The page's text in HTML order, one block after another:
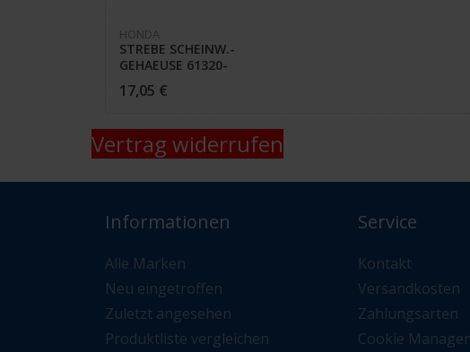
HONDA
STREBE SCHEINW.-
GEHAEUSE 61320-
MK5-770 XL 600 LMF
17,05 €
Vertrag widerrufen
Informationen
Alle Marken
Neu eingetroffen
Zuletzt angesehen
Produktliste vergleichen
Service
Kontakt
Versandkosten
Zahlungsarten
Cookie Manager